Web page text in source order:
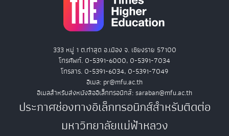
333 หมู่ 1 ต.ท่าสุด อ.เมือง จ. เชียงราย 57100
โทรศัพท์. 0-5391-6000, 0-5391-7034
โทรสาร. 0-5391-6034, 0-5391-7049
อีเมล: pr@mfu.ac.th
อีเมลสำหรับส่งหนังสืออิเล็กทรอนิกส์: saraban@mfu.ac.th
ประกาศช่องทางอิเล็กทรอนิกส์สำหรับติดต่อ
มหาวิทยาลัยแม่ฟ้าหลวง